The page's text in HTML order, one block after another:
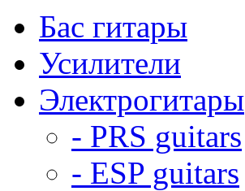
Бас гитары
Усилители
Электрогитары
- PRS guitars
- ESP guitars